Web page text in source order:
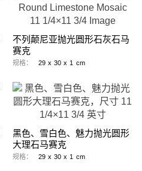
不列颠尼亚抛光圆形石灰石马
赛克
规格： 29 x 30 x 1 cm
黑色、雪白色、魅力抛光圆形
大理石马赛克
规格： 29 x 30 x 1 cm